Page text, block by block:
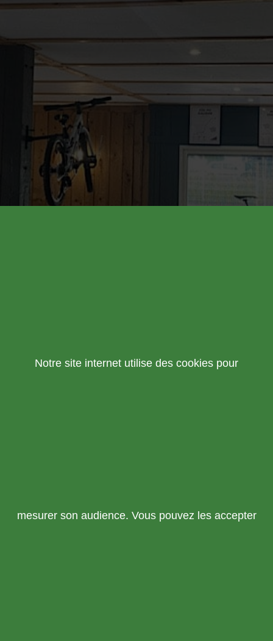
Notre site internet utilise des cookies pour
mesurer son audience. Vous pouvez les accepter